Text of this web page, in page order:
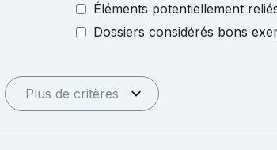
Éléments potentiellement
Dossiers considérés bons
Plus de critères